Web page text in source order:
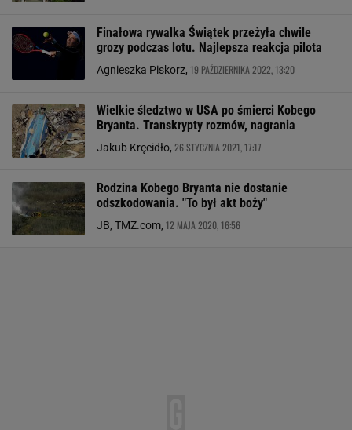
Finałowa rywalka Świątek przeżyła chwile
grozy podczas lotu. Najlepsza reakcja pilota
Agnieszka Piskorz, 19 PAŹDZIERNIKA 2022, 13:20
Wielkie śledztwo w USA po śmierci Kobego
Bryanta. Transkrypty rozmów, nagrania
Jakub Kręcidło, 26 STYCZNIA 2021, 17:17
Rodzina Kobego Bryanta nie dostanie
odszkodowania. "To był akt boży"
JB, TMZ.com, 12 MAJA 2020, 16:56